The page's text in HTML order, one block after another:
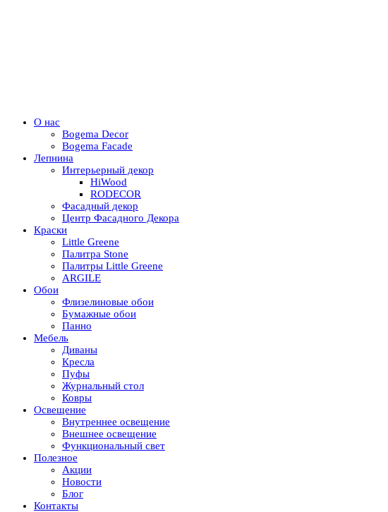
О нас
Bogema Decor
Bogema Facade
Лепнина
Интерьерный декор
HiWood
RODECOR
Фасадный декор
Центр Фасадного Декора
Краски
Little Greene
Палитра Stone
Палитры Little Greene
ARGILE
Обои
Флизелиновые обои
Бумажные обои
Панно
Мебель
Диваны
Кресла
Пуфы
Журнальный стол
Ковры
Освещение
Внутреннее освещение
Внешнее освещение
Функциональный свет
Полезное
Акции
Новости
Блог
Контакты